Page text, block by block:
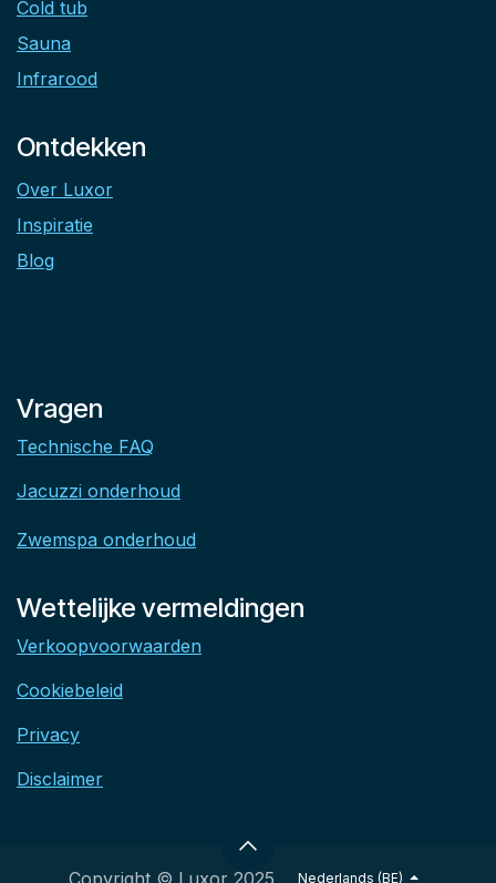
Cold tub
Sauna
Infrarood
Ontdekken
Over Luxor
Inspiratie
Blog
Vragen
Technische FAQ
Jacuzzi onderhoud
Zwemspa onderhoud
Wettelijke vermeldingen
Verkoopvoorwaarden
Cookiebeleid
Privacy
Disclaimer
Copyright © Luxor 2025 Nederlands (BE)